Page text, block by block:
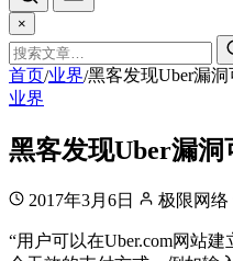
×
首页/业界/黑客发现Uber漏
业界
黑客发现Uber漏
2017年3月6日 极限网络
“用户可以在Uber.com网站